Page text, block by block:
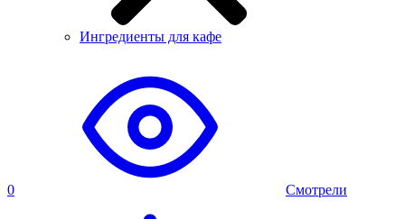
Ингредиенты для кафе
0 Смотрели